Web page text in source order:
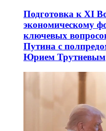
Подготовка к XI
экономическому
ключевых
Путина с
Юрием Трутневым